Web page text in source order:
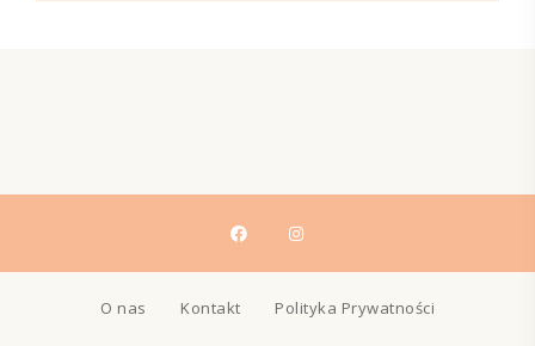
O nas Kontakt Polityka Prywatności